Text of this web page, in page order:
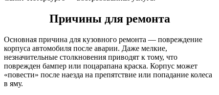
Причины для ремонта
Основная причина для кузовного ремонта — повреждение
корпуса автомобиля после аварии. Даже мелкие,
незначительные столкновения приводят к тому, что
поврежден бампер или поцарапана краска. Корпус может
«повести» после наезда на препятствие или попадание колеса
в яму.